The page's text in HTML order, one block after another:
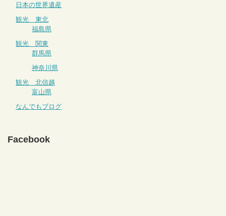
日本の世界遺産
観光 東北
福島県
観光 関東
群馬県
神奈川県
観光 北信越
富山県
なんでもブログ
Facebook